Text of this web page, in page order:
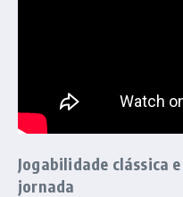
Jogabilidade clássica
jornada